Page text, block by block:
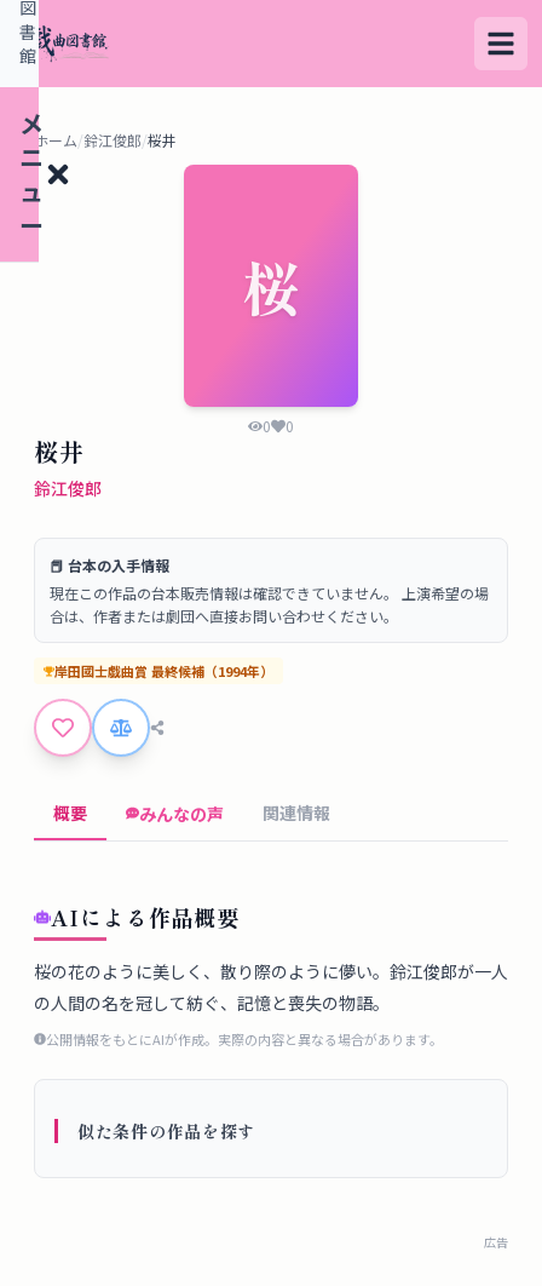
メ
ニ
ュ
ー
デ
タ
ベ
ー
ス
掲
示
ツ
ル
ブ
ロ
グ
要
図
書
館
ホーム/鈴江俊郎/桜井
桜
0 0
桜井
鈴江俊郎
📕 台本の入手情報
現在この作品の台本販売情報は確認できていません。 上演希望の場
合は、作者または劇団へ直接お問い合わせください。
岸田國士戯曲賞 最終候補 （1994年）
概要 みんなの声 関連情報
AIによる作品概要
桜の花のように美しく、散り際のように儚い。鈴江俊郎が一人
の人間の名を冠して紡ぐ、記憶と喪失の物語。
公開情報をもとにAIが作成。実際の内容と異なる場合があります。
似た条件の作品を探す
広告